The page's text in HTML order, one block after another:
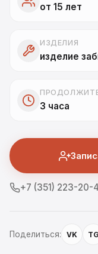
от 15 лет
ИЗДЕЛИЯ
изделие
3 часа
+7 (351) 223-20-
Поделиться: VK TG